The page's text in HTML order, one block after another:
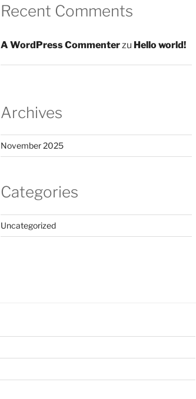
Recent Comments
A WordPress Commenterzu Hello world!
Archives
November 2025
Categories
Uncategorized